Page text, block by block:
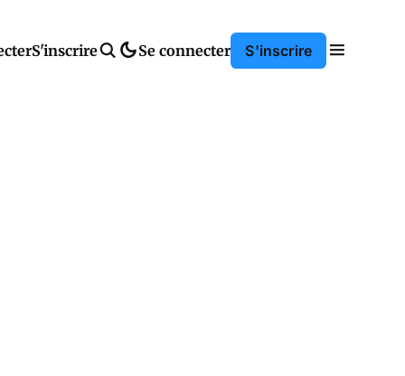
S'inscrire Se connecter S'inscrire